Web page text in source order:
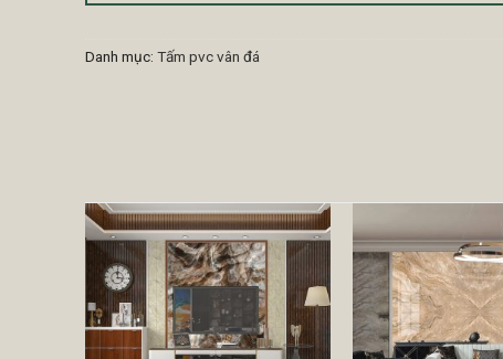
Danh mục: Tấm pvc vân đá